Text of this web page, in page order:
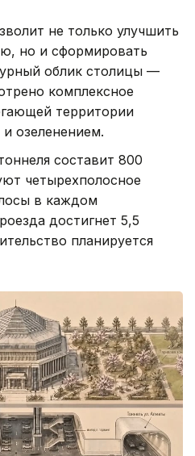
не только улучшить
но и сформировать
облик столицы —
комплексное
территории
озеленением.
составит 800
четырехполосное
в каждом
достигнет 5,5
планируется